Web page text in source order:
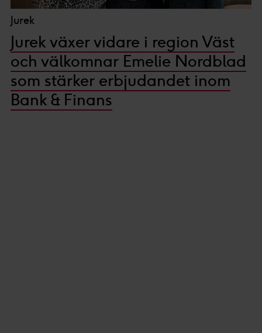
Jurek
Jurek växer vidare i region Väst
och välkomnar Emelie Nordblad
som stärker erbjudandet inom
Bank & Finans